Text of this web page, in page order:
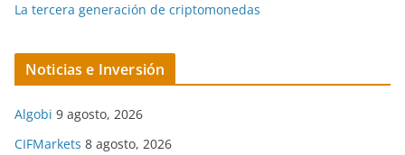
La tercera generación de criptomonedas
Noticias e Inversión
Algobi 9 agosto, 2026
CIFMarkets 8 agosto, 2026